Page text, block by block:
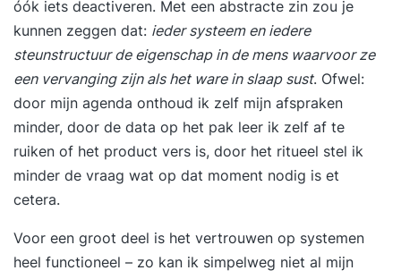
dienen in staat te zijn om zelf de voortgang van
het werk te inspecteren. Je leert hoe teams
effectief overleggen en elkaar verantwoordelijk
houden. Besluitvorming binnen zelforganiserende
teams. Dag 2Mensgerichte gebruiken die horen
bij zelforganisatie en zelfsturing: Je leert teams
organiseren van functies naar flexibele
rollen. Hierdoor zijn teams in staat wendbaar te
definiëren en talenten te benutten. Hoe ga je om
met feedback en performance binnen
óók iets deactiveren. Met een abstracte zin zou je
kunnen zeggen dat: ieder systeem en iedere
steunstructuur de eigenschap in de mens waarvoor ze
een vervanging zijn als het ware in slaap sust. Ofwel:
door mijn agenda onthoud ik zelf mijn afspraken
minder, door de data op het pak leer ik zelf af te
ruiken of het product vers is, door het ritueel stel ik
minder de vraag wat op dat moment nodig is et
cetera.
Voor een groot deel is het vertrouwen op systemen
heel functioneel – zo kan ik simpelweg niet al mijn